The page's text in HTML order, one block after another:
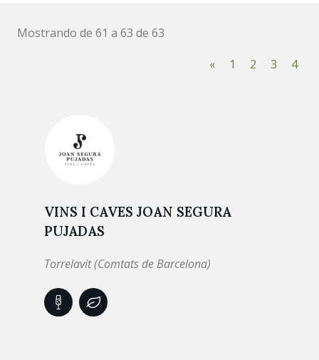
Mostrando de 61 a 63 de 63
«
1 2 3 4
VINS I CAVES JOAN SEGURA
PUJADAS
Torrelavit (Comtats de Barcelona)